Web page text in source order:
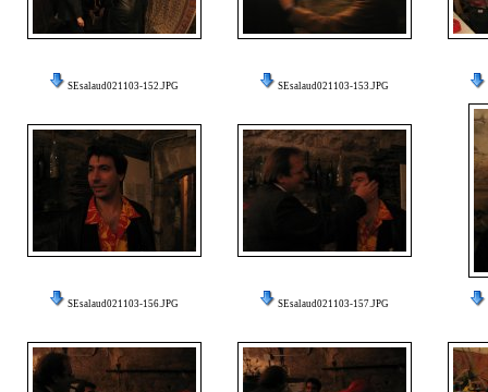
SEsalaud021103-152.JPG SEsalaud021103-153.JPG
SEsalaud021103-156.JPG SEsalaud021103-157.JPG